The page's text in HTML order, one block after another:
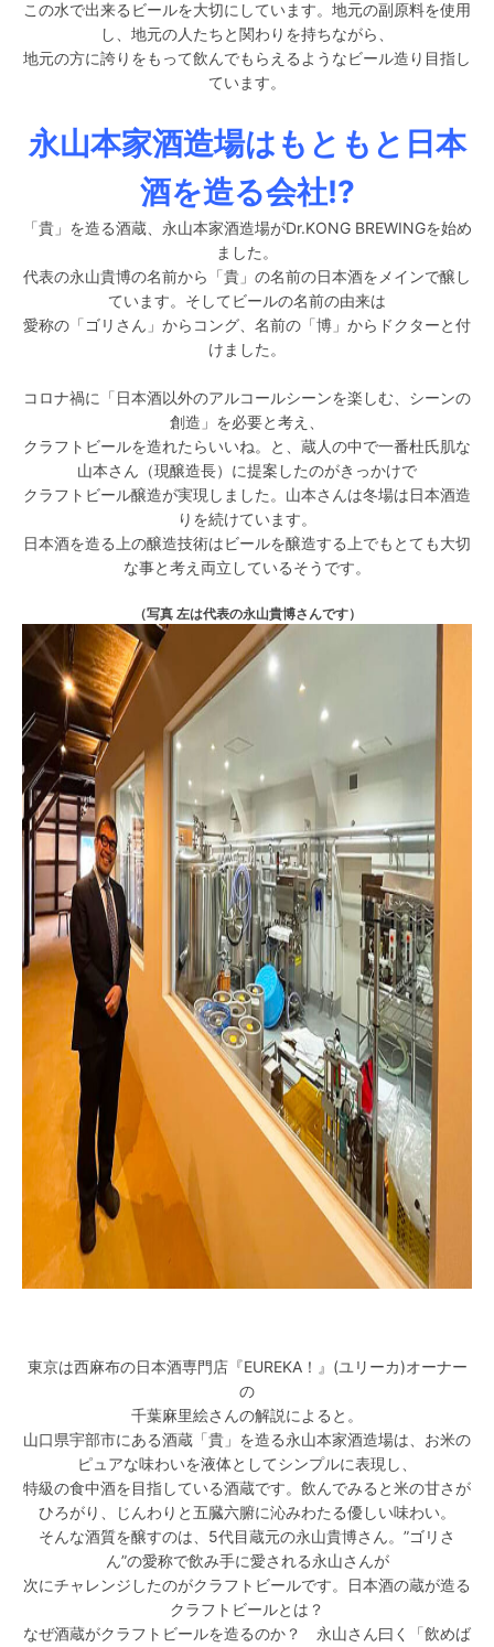
この水で出来るビールを大切にしています。地元の副原料を使用
し、地元の人たちと関わりを持ちながら、
地元の方に誇りをもって飲んでもらえるようなビール造り目指し
ています。
永山本家酒造場はもともと日本
酒を造る会社!?
「貴」を造る酒蔵、永山本家酒造場がDr.KONG BREWINGを始め
ました。
代表の永山貴博の名前から「貴」の名前の日本酒をメインで醸し
ています。そしてビールの名前の由来は
愛称の「ゴリさん」からコング、名前の「博」からドクターと付
けました。
コロナ禍に「日本酒以外のアルコールシーンを楽しむ、シーンの
創造」を必要と考え、
クラフトビールを造れたらいいね。と、蔵人の中で一番杜氏肌な
山本さん（現醸造長）に提案したのがきっかけで
クラフトビール醸造が実現しました。山本さんは冬場は日本酒造
りを続けています。
日本酒を造る上の醸造技術はビールを醸造する上でもとても大切
な事と考え両立しているそうです。
（写真 左は代表の永山貴博さんです）
東京は西麻布の日本酒専門店『EUREKA！』(ユリーカ)オーナー
の
千葉麻里絵さんの解説によると。
山口県宇部市にある酒蔵「貴」を造る永山本家酒造場は、お米の
ピュアな味わいを液体としてシンプルに表現し、
特級の食中酒を目指している酒蔵です。飲んでみると米の甘さが
ひろがり、じんわりと五臓六腑に沁みわたる優しい味わい。
そんな酒質を醸すのは、5代目蔵元の永山貴博さん。”ゴリさ
ん”の愛称で飲み手に愛される永山さんが
次にチャレンジしたのがクラフトビールです。日本酒の蔵が造る
クラフトビールとは？
なぜ酒蔵がクラフトビールを造るのか？ 永山さん曰く「飲めば